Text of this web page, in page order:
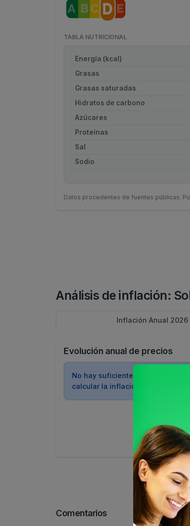
TABLA NUTRICIONAL
Energía (kcal)
Grasas
Grasas saturadas
Hidratos de carbono
Azúcares
Proteínas
Sal
Sodio
Datos procedentes de fuentes públicas.
Análisis de inflación:
Inflación Anual 2026
Evolución anual de precios
No hay suficientes datos
calcular la inflación anual de este
Comentarios